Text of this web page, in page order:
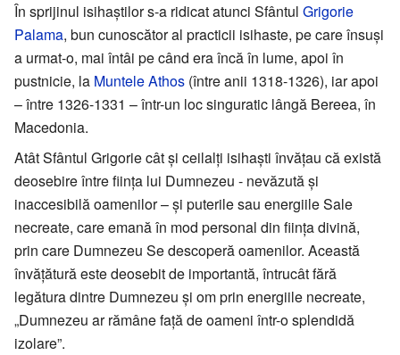
În sprijinul isihaștilor s-a ridicat atunci Sfântul Grigorie
Palama, bun cunoscător al practicii isihaste, pe care însuși
a urmat-o, mai întâi pe când era încă în lume, apoi în
pustnicie, la Muntele Athos (între anii 1318-1326), iar apoi
– între 1326-1331 – într-un loc singuratic lângă Bereea, în
Macedonia.
Atât Sfântul Grigorie cât și ceilalți isihaști învățau că există
deosebire între ființa lui Dumnezeu - nevăzută și
inaccesibilă oamenilor – și puterile sau energiile Sale
necreate, care emană în mod personal din ființa divină,
prin care Dumnezeu Se descoperă oamenilor. Această
învățătură este deosebit de importantă, întrucât fără
legătura dintre Dumnezeu și om prin energiile necreate,
„Dumnezeu ar rămâne față de oameni într-o splendidă
izolare”.